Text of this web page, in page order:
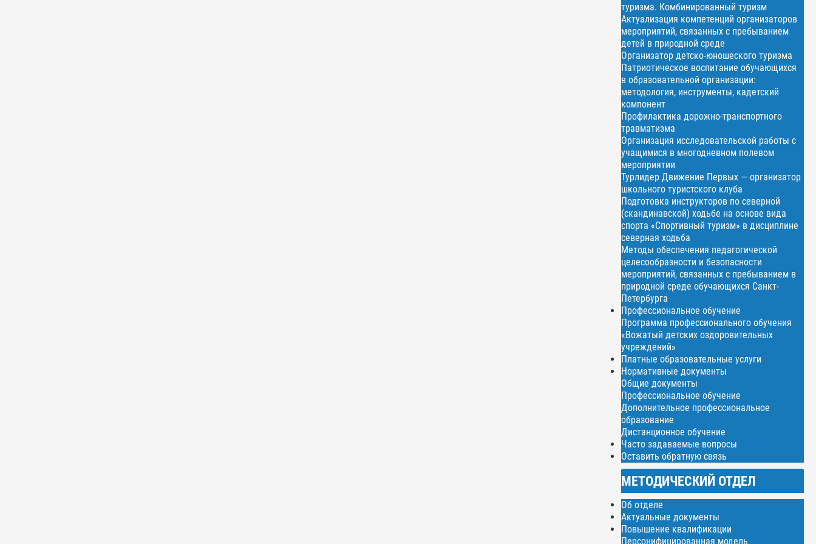
туризма. Комбинированный туризм
Актуализация компетенций организаторов
мероприятий, связанных с пребыванием
детей в природной среде
Организатор детско-юношеского туризма
Патриотическое воспитание обучающихся
в образовательной организации:
методология, инструменты, кадетский
компонент
Профилактика дорожно-транспортного
травматизма
Организация исследовательской работы с
учащимися в многодневном полевом
мероприятии
Турлидер Движение Первых — организатор
школьного туристского клуба
Подготовка инструкторов по северной
(скандинавской) ходьбе на основе вида
спорта «Спортивный туризм» в дисциплине
северная ходьба
Методы обеспечения педагогической
целесообразности и безопасности
мероприятий, связанных с пребыванием в
природной среде обучающихся Санкт-
Петербурга
Профессиональное обучение
Программа профессионального обучения
«Вожатый детских оздоровительных
учреждений»
Платные образовательные услуги
Нормативные документы
Общие документы
Профессиональное обучение
Дополнительное профессиональное
образование
Дистанционное обучение
Часто задаваемые вопросы
Оставить обратную связь
МЕТОДИЧЕСКИЙ ОТДЕЛ
Об отделе
Актуальные документы
Повышение квалификации
Персонифицированная модель